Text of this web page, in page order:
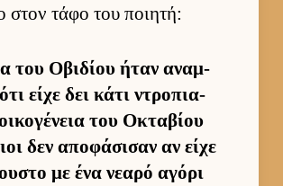
στον τάφο του ποι­ητή:
του Οβιδίου ήταν αναμ­
είχε δει κάτι ντροπια­
του Οκταβίου
δεν αποφάσισαν αν είχε
με ένα νεαρό αγόρι